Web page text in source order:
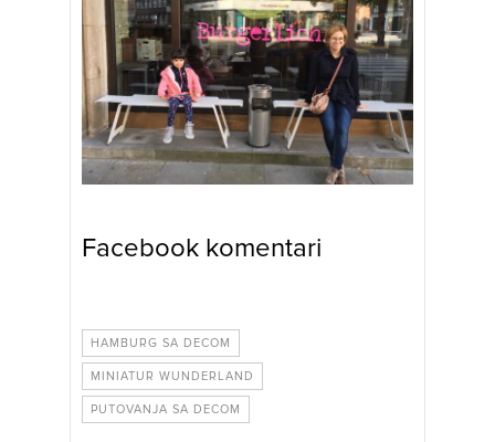
Facebook komentari
HAMBURG SA DECOM
MINIATUR WUNDERLAND
PUTOVANJA SA DECOM